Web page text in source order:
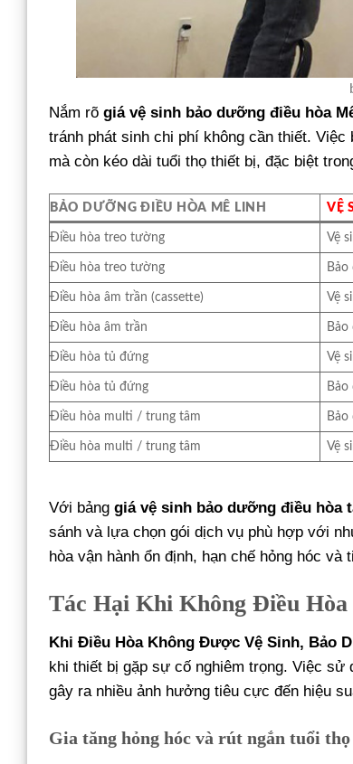
Nắm rõ giá vệ sinh bảo dưỡng điều hòa
tránh phát sinh chi phí không cần thiết.
mà còn kéo dài tuổi thọ thiết bị, đặc biệt
BẢO DƯỠNG ĐIỀU HÒA MÊ LINH VỆ
Điều hòa treo tường Vệ
Điều hòa treo tường Bảo
Điều hòa âm trần (cassette) Vệ
Điều hòa âm trần Bảo
Điều hòa tủ đứng Vệ
Điều hòa tủ đứng
Điều hòa multi / trung tâm
Điều hòa multi / trung tâm Vệ
Với bảng giá vệ sinh bảo dưỡng điều hòa
sánh và lựa chọn gói dịch vụ phù hợp với
hòa vận hành ổn định, hạn chế hỏng hóc
Tác Hại Khi Không Điều
Khi Điều Hòa Không Được Vệ Sinh, Bảo
khi thiết bị gặp sự cố nghiêm trọng. Việc sử
gây ra nhiều ảnh hưởng tiêu cực đến hiệu
Gia tăng hỏng hóc và rút ngắn tuổi